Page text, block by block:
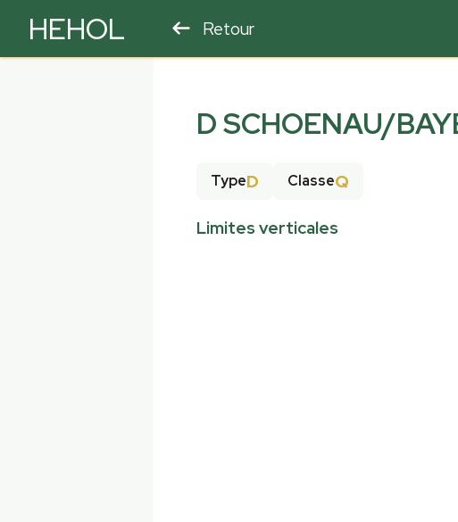
HEHOL Retour
D SCHOENAU/
TypeD ClasseQ
Limites verticales